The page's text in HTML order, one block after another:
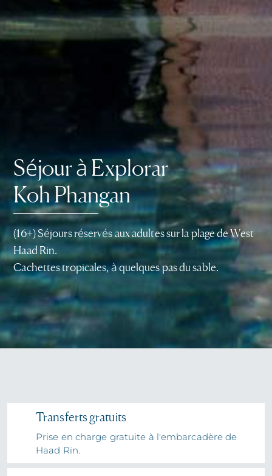
Séjour à Explorar
Koh Phangan
(16+) Séjours réservés aux adultes sur la plage de West
Haad Rin.
Cachettes tropicales, à quelques pas du sable.
Transferts gratuits
Prise en charge gratuite à l'embarcadère de
Haad Rin.